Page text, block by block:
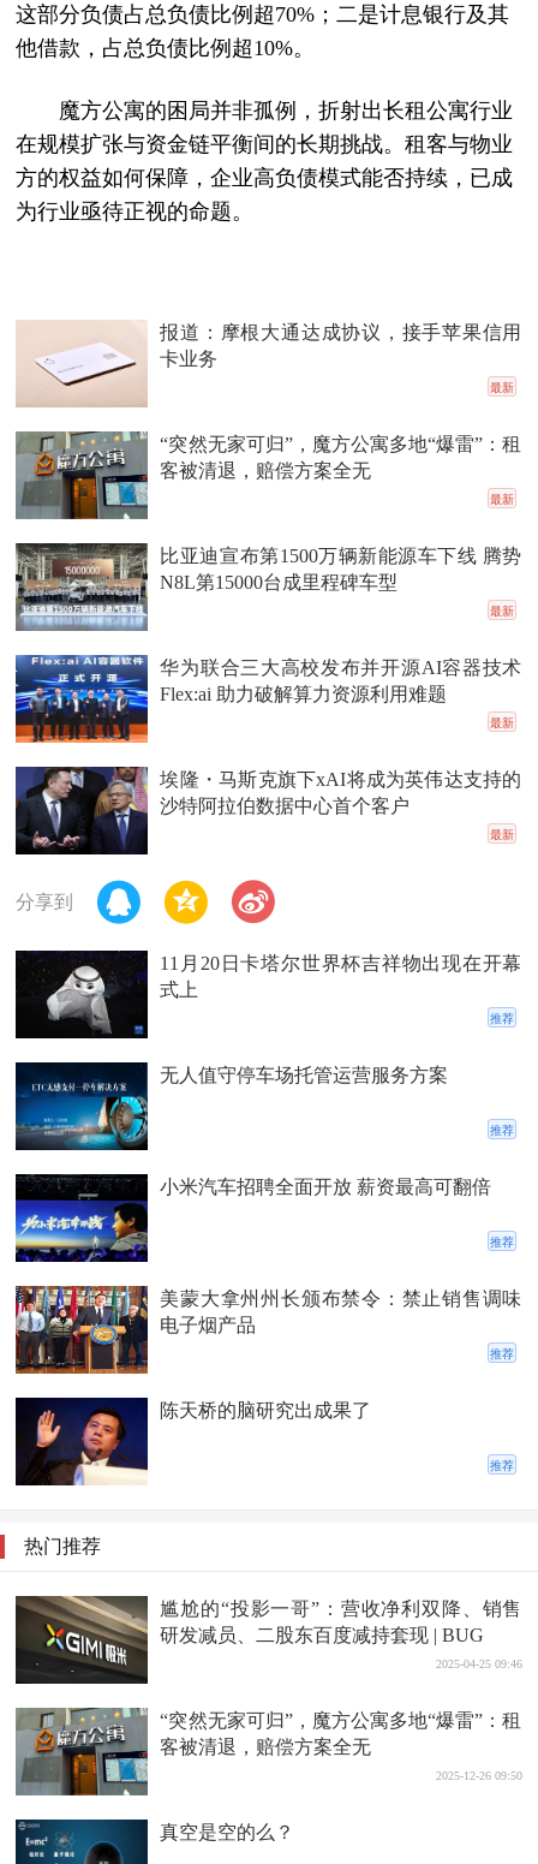
这部分负债占总负债比例超70%；二是计息银行及其
他借款，占总负债比例超10%。
魔方公寓的困局并非孤例，折射出长租公寓行业
在规模扩张与资金链平衡间的长期挑战。租客与物业
方的权益如何保障，企业高负债模式能否持续，已成
为行业亟待正视的命题。
报道：摩根大通达成协议，接手苹果信用
卡业务
最新
“突然无家可归”，魔方公寓多地“爆雷”：租
客被清退，赔偿方案全无
最新
比亚迪宣布第1500万辆新能源车下线 腾势
N8L第15000台成里程碑车型
最新
华为联合三大高校发布并开源AI容器技术
Flex:ai 助力破解算力资源利用难题
最新
埃隆・马斯克旗下xAI将成为英伟达支持的
沙特阿拉伯数据中心首个客户
最新
分享到
11月20日卡塔尔世界杯吉祥物出现在开幕
式上
推荐
无人值守停车场托管运营服务方案
推荐
小米汽车招聘全面开放 薪资最高可翻倍
推荐
美蒙大拿州州长颁布禁令：禁止销售调味
电子烟产品
推荐
陈天桥的脑研究出成果了
推荐
热门推荐
尴尬的“投影一哥”：营收净利双降、销售
研发减员、二股东百度减持套现 | BUG
2025-04-25 09:46
“突然无家可归”，魔方公寓多地“爆雷”：租
客被清退，赔偿方案全无
2025-12-26 09:50
真空是空的么？